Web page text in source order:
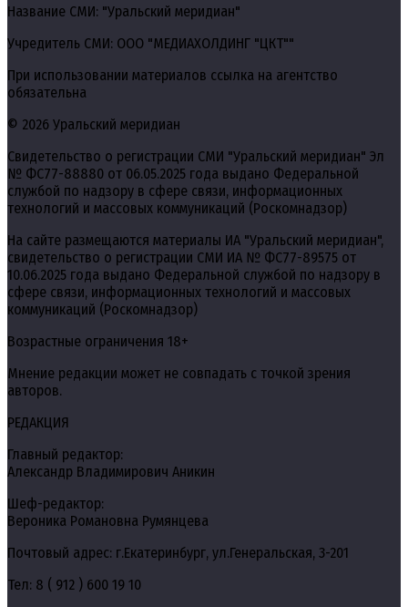
Название СМИ: "Уральский меридиан"
Учредитель СМИ: ООО "МЕДИАХОЛДИНГ "ЦКТ""
При использовании материалов ссылка на агентство
обязательна
© 2026 Уральский меридиан
Свидетельство о регистрации СМИ "Уральский меридиан" Эл
№ ФС77-88880 от 06.05.2025 года выдано Федеральной
службой по надзору в сфере связи, информационных
технологий и массовых коммуникаций (Роскомнадзор)
На сайте размещаются материалы ИА "Уральский меридиан",
свидетельство о регистрации СМИ ИА № ФС77-89575 от
10.06.2025 года выдано Федеральной службой по надзору в
сфере связи, информационных технологий и массовых
коммуникаций (Роскомнадзор)
Возрастные ограничения 18+
Мнение редакции может не совпадать с точкой зрения
авторов.
РЕДАКЦИЯ
Главный редактор:
Александр Владимирович Аникин
Шеф-редактор:
Вероника Романовна Румянцева
Почтовый адрес: г.Екатеринбург, ул.Генеральская, 3-201
Тел: 8 ( 912 ) 600 19 10